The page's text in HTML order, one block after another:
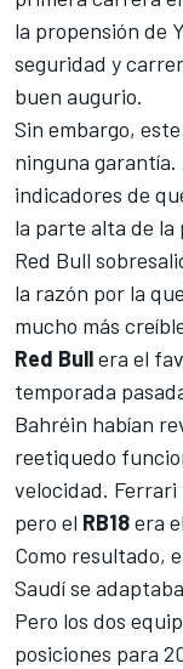
la propensión de
seguridad y
buen augurio.
Sin embargo,
ninguna
indicadores de
la parte alta de la
Red Bull
la razón por la que
mucho más
Red Bullera el
temporada
Bahréin habían
reetiquedo
velocidad. Ferrari
pero el RB18era
Como resultado,
Saudí se
Pero los dos
posiciones para